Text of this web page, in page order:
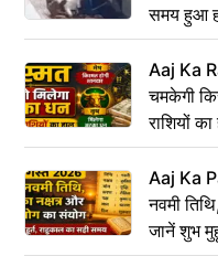
समय हुआ
Aaj Ka
चमकेगी
राशियों
Aaj Ka
नवमी
जानें शुभ